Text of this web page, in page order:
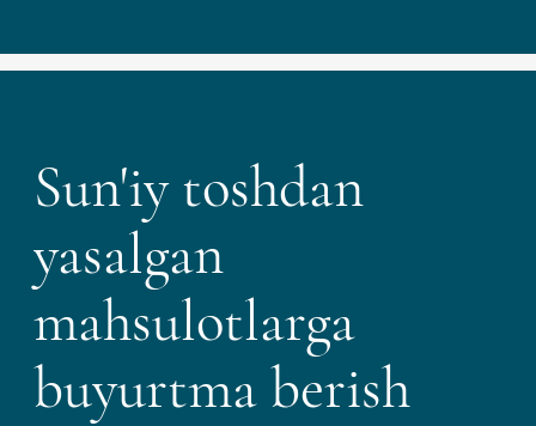
Sun'iy toshdan
yasalgan
mahsulotlarga
buyurtma berish